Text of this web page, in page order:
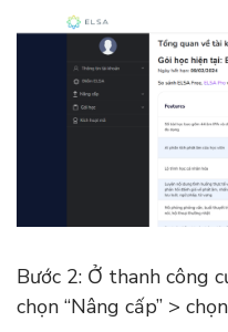
Bước 2: Ở thanh công
chọn “Nâng cấp” >